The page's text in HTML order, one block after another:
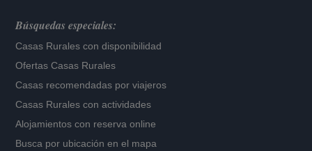
Búsquedas especiales:
Casas Rurales con disponibilidad
Ofertas Casas Rurales
Casas recomendadas por viajeros
Casas Rurales con actividades
Alojamientos con reserva online
Busca por ubicación en el mapa